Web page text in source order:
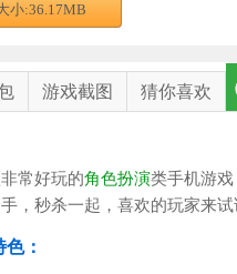
小:36.17MB
游戏截图 猜你喜欢
常好玩的角色扮演类手机游
，秒杀一起，喜欢的玩家来
：